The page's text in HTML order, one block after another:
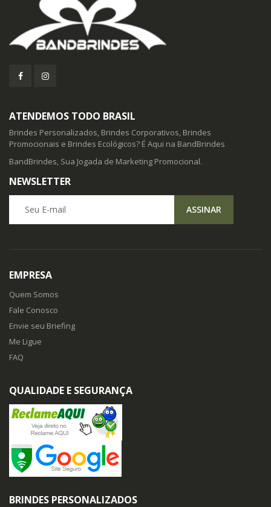
ATENDEMOS TODO BRASIL
Brindes Personalizados, Brindes Corporativos, Brindes
Promocionais e Brindes Ecológicos? É Aqui na BandBrindes
BandBrindes, Sua Jogada de Marketing Promocional.
NEWSLETTER
ASSINAR
EMPRESA
Quem Somos
Fale Conosco
Envie seu Briefing
Me Ligue
FAQ
QUALIDADE E SEGURANÇA
BRINDES PERSONALIZADOS